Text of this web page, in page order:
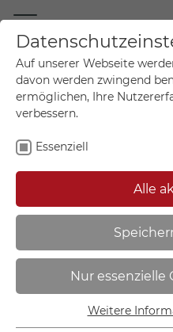
Mein Konto
Mein
Sie sind hier: Start
Aus - | gelb/
Emergency
Auf unserer Webseite
davon werden zwingend
ermöglichen, Ihre
verbessern.
Essenziell
Alle
Nur essenzielle
Essenziell
Weitere